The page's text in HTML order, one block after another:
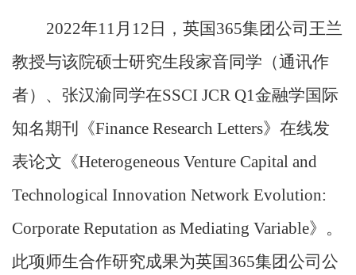
2022年11月 12 日，英国365集团公司王兰
教授与该院硕士研究生段家音同学（通讯作
者） 、张汉渝同学在SSCI JCR Q1金融学国际
知名期刊《Finance Research Letters》 在线发
表论文《Heterogeneous Venture Capital and
Technological Innovation Network Evolution:
Corporate Reputation as Mediating Variable》。
此项师生合作研究成果为英国365集团公司 公